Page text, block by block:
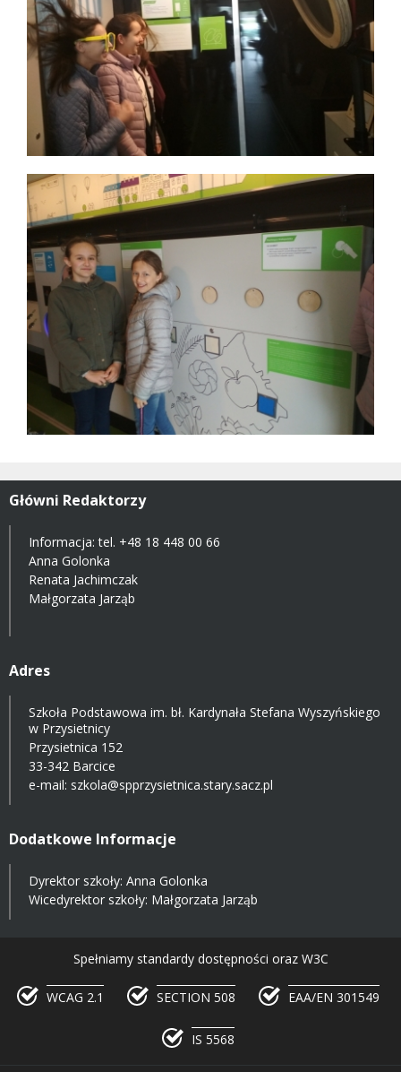
Główni Redaktorzy
Informacja: tel. +48 18 448 00 66
Anna Golonka
Renata Jachimczak
Małgorzata Jarząb
Adres
Szkoła Podstawowa im. bł. Kardynała Stefana Wyszyńskiego
w Przysietnicy
Przysietnica 152
33-342 Barcice
e-mail: szkola@spprzysietnica.stary.sacz.pl
Dodatkowe Informacje
Dyrektor szkoły: Anna Golonka
Wicedyrektor szkoły: Małgorzata Jarząb
Spełniamy standardy dostępności oraz W3C
WCAG 2.1 SECTION 508 EAA/EN 301549
IS 5568